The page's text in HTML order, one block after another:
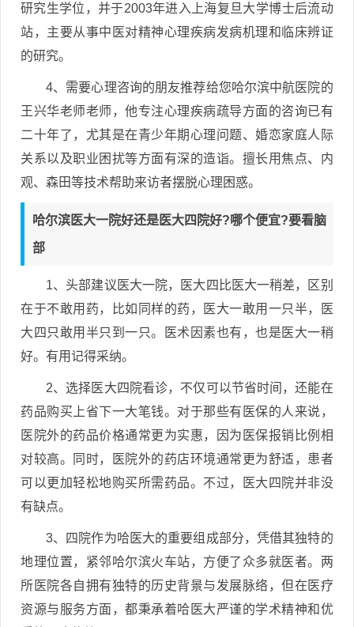
研究生学位，并于2003年进入上海复旦大学博士后流动
站，主要从事中医对精神心理疾病发病机理和临床辨证
的研究。
4、需要心理咨询的朋友推荐给您哈尔滨中航医院的
王兴华老师老师，他专注心理疾病疏导方面的咨询已有
二十年了，尤其是在青少年期心理问题、婚恋家庭人际
关系以及职业困扰等方面有深的造诣。擅长用焦点、内
观、森田等技术帮助来访者摆脱心理困惑。
哈尔滨医大一院好还是医大四院好?哪个便宜?要看脑
部
1、头部建议医大一院，医大四比医大一稍差，区别
在于不敢用药，比如同样的药，医大一敢用一只半，医
大四只敢用半只到一只。医术因素也有，也是医大一稍
好。有用记得采纳。
2、选择医大四院看诊，不仅可以节省时间，还能在
药品购买上省下一大笔钱。对于那些有医保的人来说，
医院外的药品价格通常更为实惠，因为医保报销比例相
对较高。同时，医院外的药店环境通常更为舒适，患者
可以更加轻松地购买所需药品。不过，医大四院并非没
有缺点。
3、四院作为哈医大的重要组成部分，凭借其独特的
地理位置，紧邻哈尔滨火车站，方便了众多就医者。两
所医院各自拥有独特的历史背景与发展脉络，但在医疗
资源与服务方面，都秉承着哈医大严谨的学术精神和优